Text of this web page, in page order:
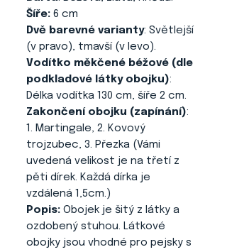
Šíře: 6 cm
Dvě barevné varianty: Světlejší
(v pravo), tmavší (v levo).
Vodítko měkčené béžové (dle
podkladové látky obojku):
Délka vodítka 130 cm, šíře 2 cm.
Zakončení obojku (zapínání):
1. Martingale, 2. Kovový
trojzubec, 3. Přezka (Vámi
uvedená velikost je na třetí z
pěti dírek. Každá dírka je
vzdálená 1,5cm.)
Popis: Obojek je šitý z látky a
ozdobený stuhou. Látkové
obojky jsou vhodné pro pejsky s